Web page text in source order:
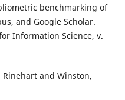
benchmarking of
and Google Scholar.
Information Science, v.
Rinehart and Winston,